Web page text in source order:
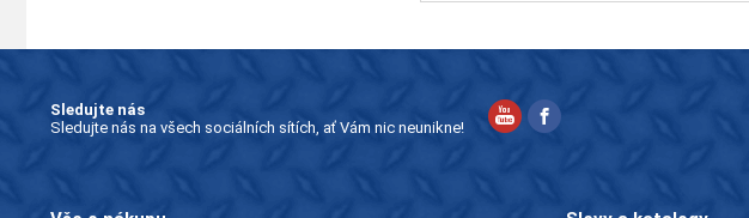
Sledujte nás
Sledujte nás na všech sociálních sítích, ať Vám nic neunikne!